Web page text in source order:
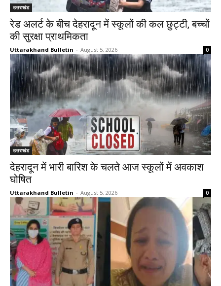
उत्तराखंड
रेड अलर्ट के बीच देहरादून में स्कूलों की कल छुट्टी, बच्चों
की सुरक्षा प्राथमिकता
Uttarakhand Bulletin - August 5, 2026 0
उत्तराखंड
देहरादून में भारी बारिश के चलते आज स्कूलों में अवकाश
घोषित
Uttarakhand Bulletin - August 5, 2026 0